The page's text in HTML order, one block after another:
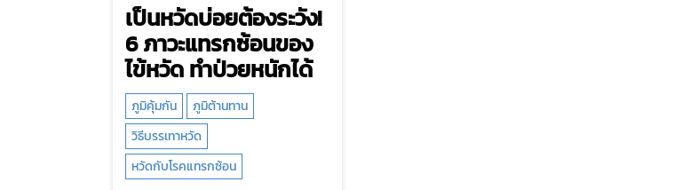
เป็นหวัดบ่อยต้องระวัง!
6 ภาวะแทรกซ้อนของ
ไข้หวัด ทำป่วยหนักได้
ภูมิคุ้มกัน
ภูมิต้านทาน
วิธีบรรเทาหวัด
หวัดกับโรคแทรกซ้อน